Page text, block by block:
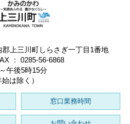
上三川町しらさぎ一丁目1番地
： 0285-56-6868
午後5時15分
は除く）
窓口業務時間